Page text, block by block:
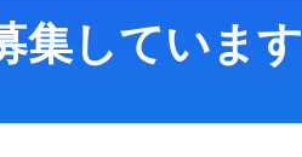
集しています